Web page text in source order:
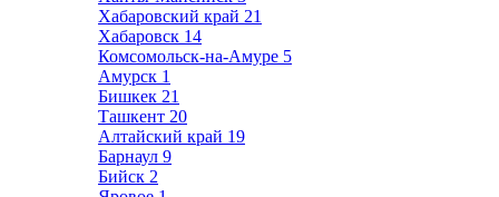
Хабаровский край 21
Хабаровск 14
Комсомольск-на-Амуре 5
Амурск 1
Бишкек 21
Ташкент 20
Алтайский край 19
Барнаул 9
Бийск 2